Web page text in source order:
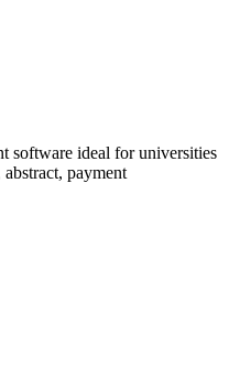
software ideal for universities
payment